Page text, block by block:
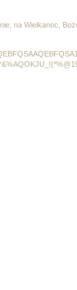
na Wielkanoc,